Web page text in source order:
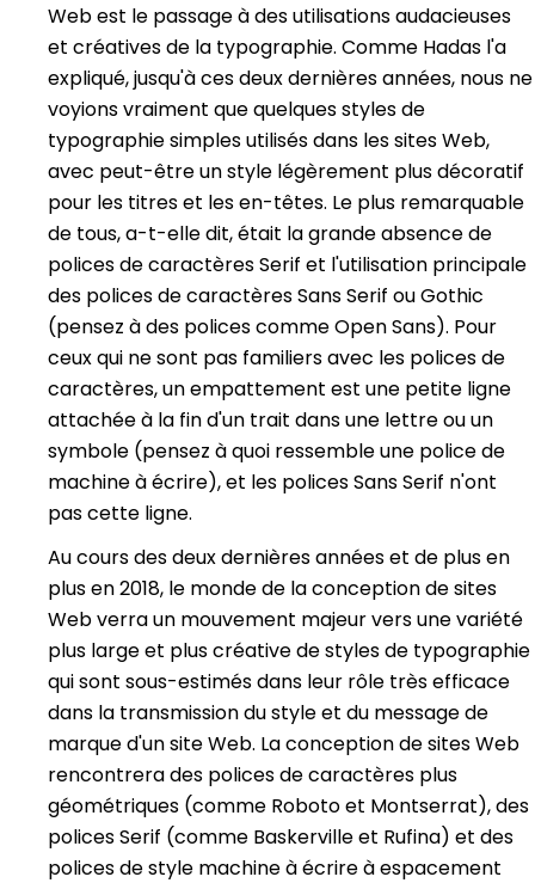
Web est le passage à des utilisations audacieuses
et créatives de la typographie. Comme Hadas l'a
expliqué, jusqu'à ces deux dernières années, nous ne
voyions vraiment que quelques styles de
typographie simples utilisés dans les sites Web,
avec peut-être un style légèrement plus décoratif
pour les titres et les en-têtes. Le plus remarquable
de tous, a-t-elle dit, était la grande absence de
polices de caractères Serif et l'utilisation principale
des polices de caractères Sans Serif ou Gothic
(pensez à des polices comme Open Sans). Pour
ceux qui ne sont pas familiers avec les polices de
caractères, un empattement est une petite ligne
attachée à la fin d'un trait dans une lettre ou un
symbole (pensez à quoi ressemble une police de
machine à écrire), et les polices Sans Serif n'ont
pas cette ligne.
Au cours des deux dernières années et de plus en
plus en 2018, le monde de la conception de sites
Web verra un mouvement majeur vers une variété
plus large et plus créative de styles de typographie
qui sont sous-estimés dans leur rôle très efficace
dans la transmission du style et du message de
marque d'un site Web. La conception de sites Web
rencontrera des polices de caractères plus
géométriques (comme Roboto et Montserrat), des
polices Serif (comme Baskerville et Rufina) et des
polices de style machine à écrire à espacement